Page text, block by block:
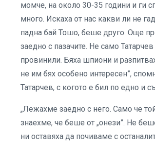
момче, на около 30-35 години и ги
много. Искаха от нас какви ли не
падна бай Тошо, беше друго. Още
заедно с пазачите. Не само
провинили. Бяха шпиони и
не им бях особено интересен”,
Татарчев, с когото е бил по едно и
„Лежахме заедно с него. Само че
знаехме, че беше от „онези”. Не
ни оставяха да почиваме с